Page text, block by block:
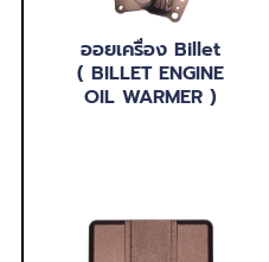
ออยเครื่อง Billet
( BILLET ENGINE
OIL WARMER )